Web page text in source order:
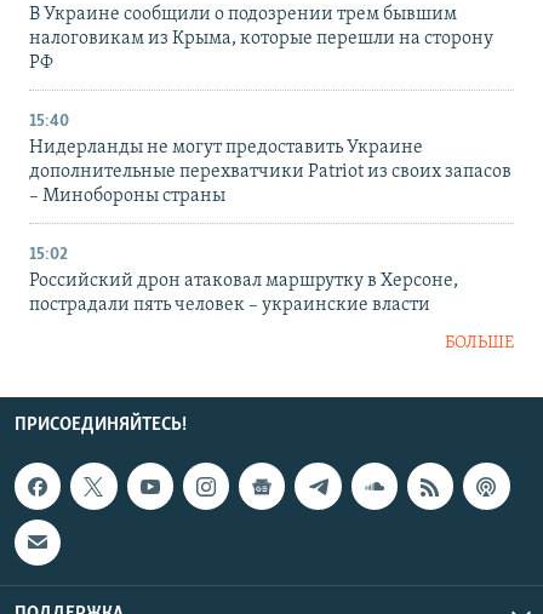
В Украине сообщили о подозрении трем бывшим
налоговикам из Крыма, которые перешли на сторону
РФ
15:40
Нидерланды не могут предоставить Украине
дополнительные перехватчики Patriot из своих запасов
– Минобороны страны
15:02
Российский дрон атаковал маршрутку в Херсоне,
пострадали пять человек – украинские власти
БОЛЬШЕ
ПРИСОЕДИНЯЙТЕСЬ!